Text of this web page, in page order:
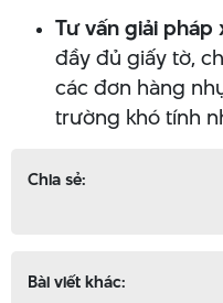
Tư vấn giải pháp
đầy đủ giấy tờ,
các đơn hàng
trường khó tính
Chia sẻ:
Bài viết khác: